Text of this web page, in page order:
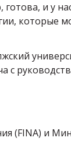
и у
которые
с
(FINA) и